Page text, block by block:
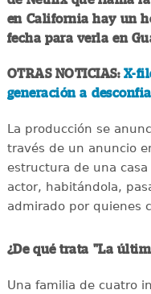
en California hay un
fecha para verla en
OTRAS NOTICIAS: X-
generación a
La producción se
través de un anuncio
estructura de una
actor, habitándola,
admirado por quienes
¿De qué trata "La
Una familia de cuatro